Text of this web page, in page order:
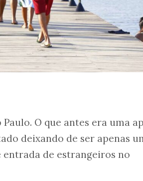
O que antes era uma
deixando de ser apenas
de estrangeiros no